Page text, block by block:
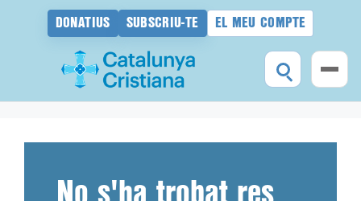
DONATIUS SUBSCRIU-TE EL MEU COMPTE
No s'ha trobat res